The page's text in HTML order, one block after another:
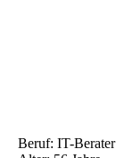
Beruf: IT-Berater